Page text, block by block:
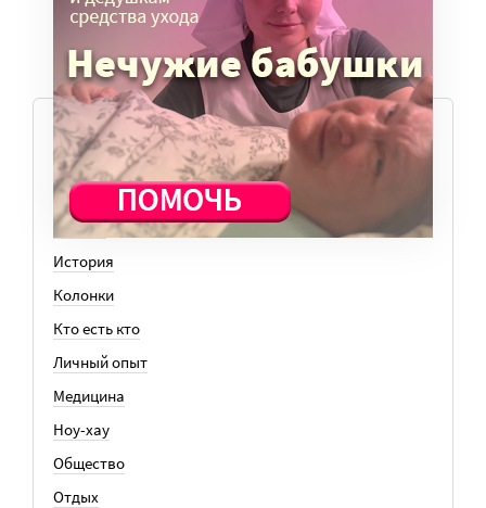
ТЕМЫ
Вера
Законы
История
Колонки
Кто есть кто
Личный опыт
Медицина
Ноу-хау
Общество
Отдых